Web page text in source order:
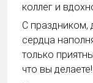
коллег и
С
сердца
только
что вы